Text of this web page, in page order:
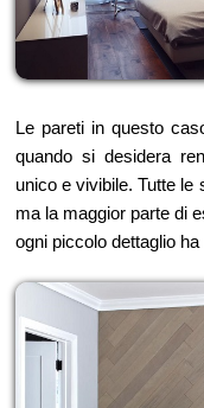
Le pareti in questo
quando si desidera
unico e vivibile. Tutte le
ma la maggior parte di
ogni piccolo dettaglio